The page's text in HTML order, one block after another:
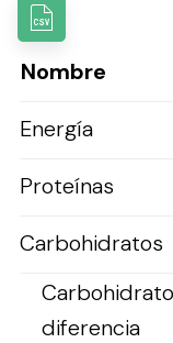
Nombre
Energía
Proteínas
Carbohidratos
diferencia